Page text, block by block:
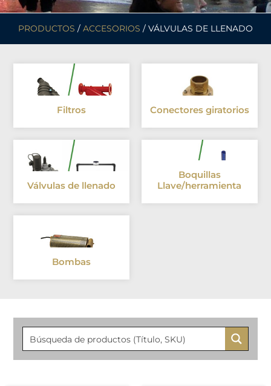
PRODUCTOS / ACCESORIOS / VÁLVULAS DE LLENADO
Filtros Conectores giratorios
Válvulas de llenado
Boquillas
Llave/herramienta
Bombas